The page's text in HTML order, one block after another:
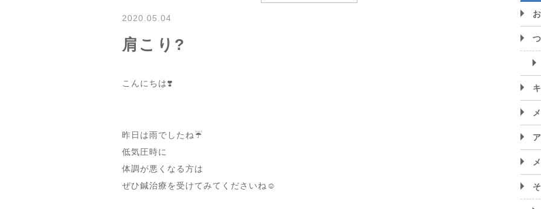
2020.05.04
肩こり?
こんにちは❣️
昨日は雨でしたね☔
低気圧時に
体調が悪くなる方は
ぜひ鍼治療を受けてみてくださいね☺️